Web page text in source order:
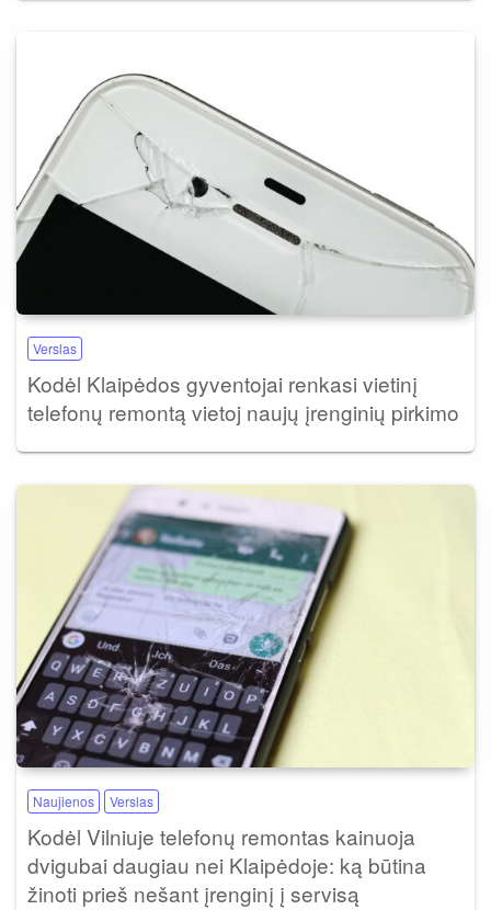
Verslas
Kodėl Klaipėdos gyventojai renkasi vietinį
telefonų remontą vietoj naujų įrenginių pirkimo
Naujienos Verslas
Kodėl Vilniuje telefonų remontas kainuoja
dvigubai daugiau nei Klaipėdoje: ką būtina
žinoti prieš nešant įrenginį į servisą